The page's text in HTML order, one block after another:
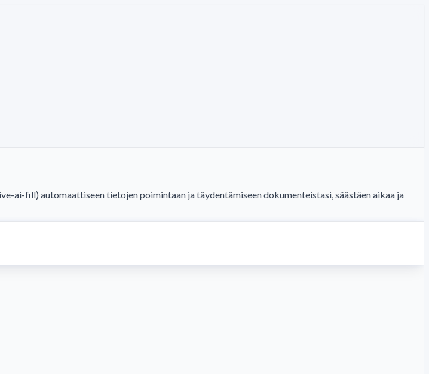
ai-fill) automaattiseen tietojen poimintaan ja täydentämiseen dokumenteistasi, säästäen aikaa ja